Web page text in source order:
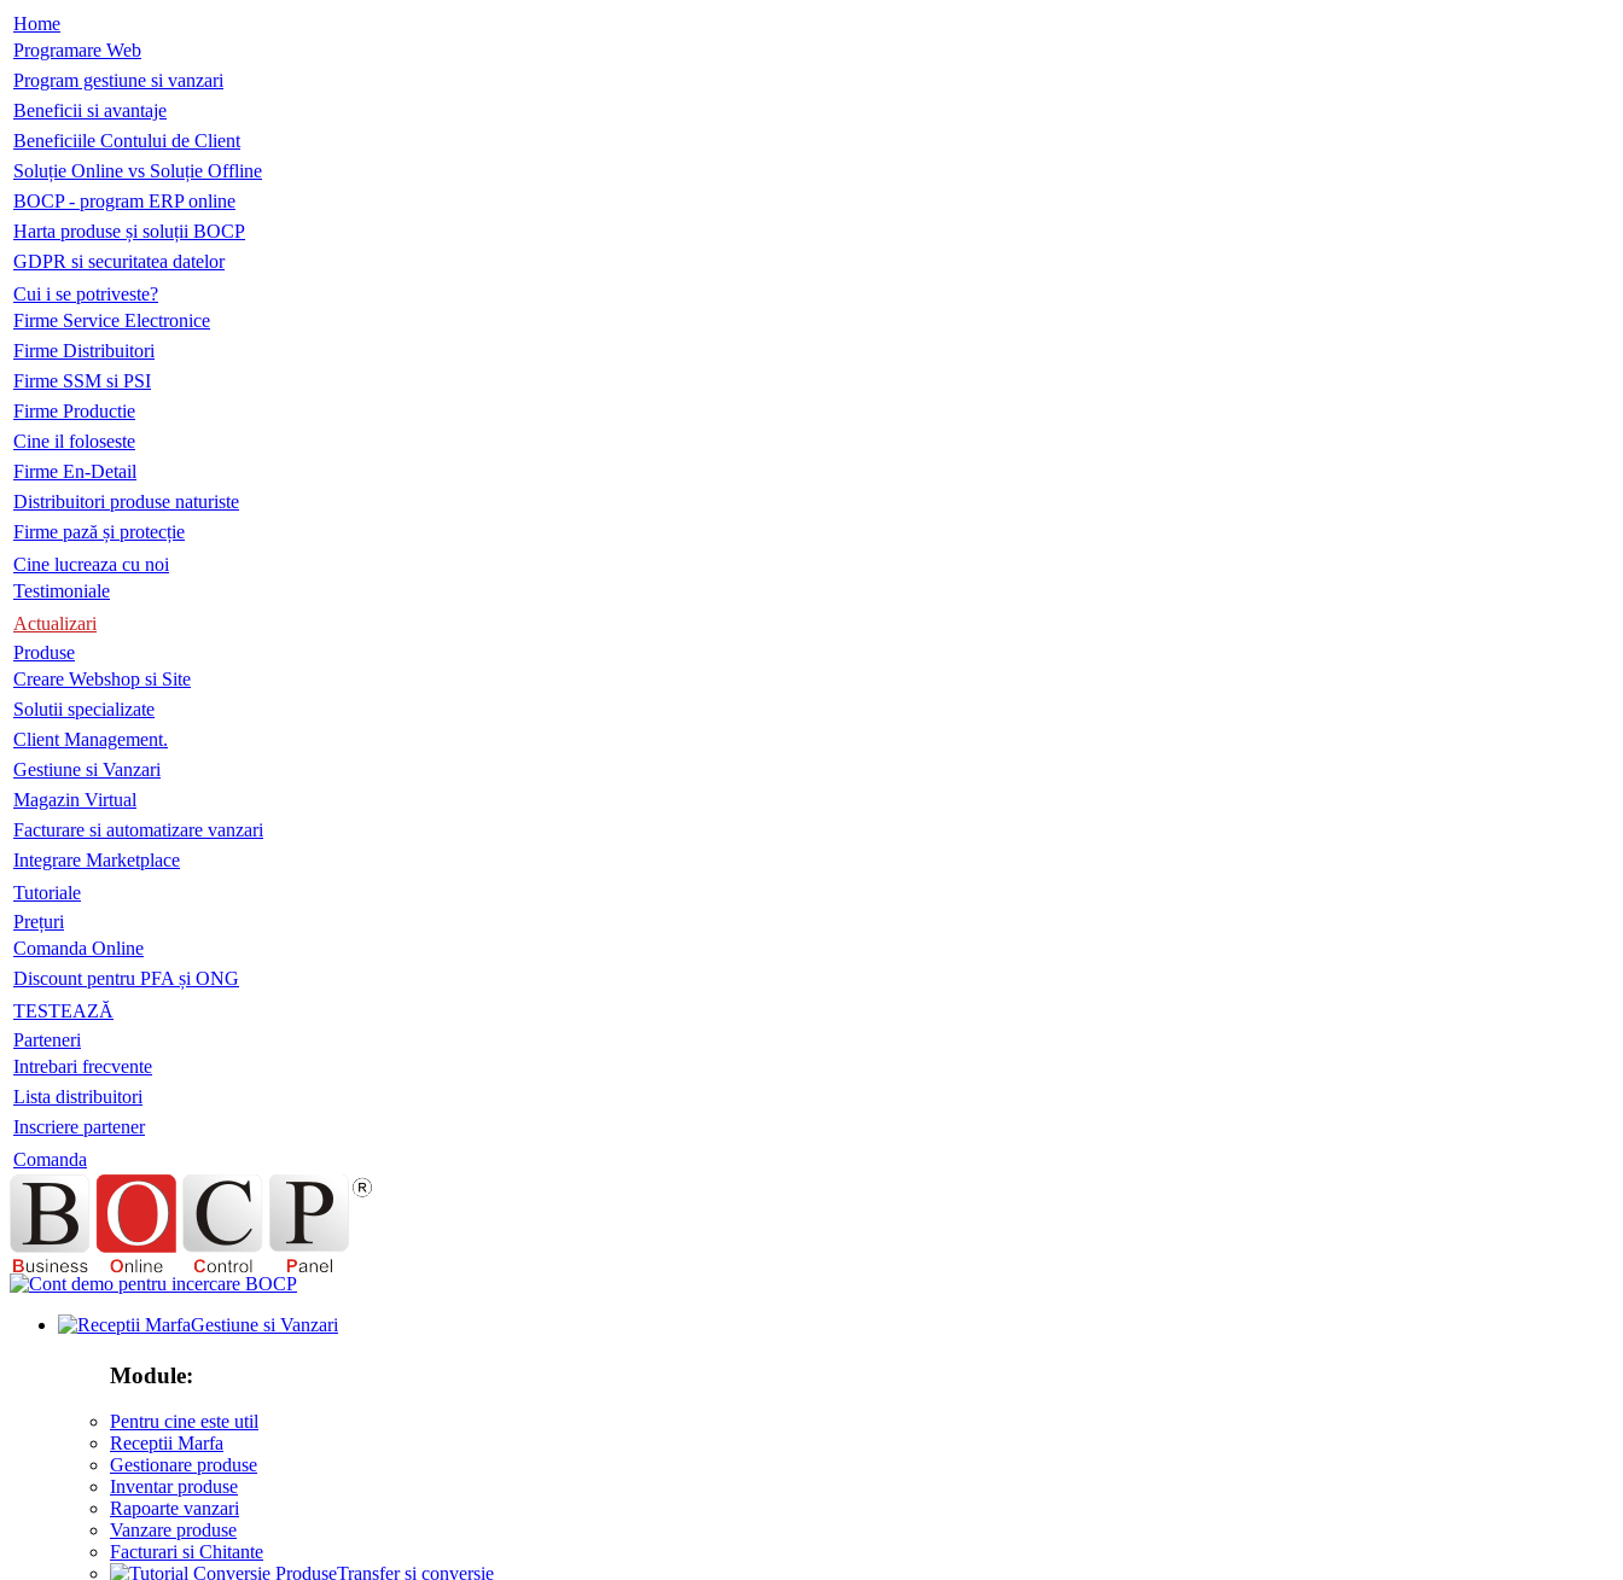
Home
Programare Web
Program gestiune si vanzari
Beneficii si avantaje
Beneficiile Contului de Client
Soluție Online vs Soluție Offline
BOCP - program ERP online
Harta produse și soluții BOCP
GDPR si securitatea datelor
Cui i se potriveste?
Firme Service Electronice
Firme Distribuitori
Firme SSM si PSI
Firme Productie
Cine il foloseste
Firme En-Detail
Distribuitori produse naturiste
Firme pază și protecție
Cine lucreaza cu noi
Testimoniale
Actualizari
Produse
Creare Webshop si Site
Solutii specializate
Client Management.
Gestiune si Vanzari
Magazin Virtual
Facturare si automatizare vanzari
Integrare Marketplace
Tutoriale
Prețuri
Comanda Online
Discount pentru PFA și ONG
TESTEAZĂ
Parteneri
Intrebari frecvente
Lista distribuitori
Inscriere partener
Comanda
Gestiune si Vanzari
Module:
Pentru cine este util
Receptii Marfa
Gestionare produse
Inventar produse
Rapoarte vanzari
Vanzare produse
Facturari si Chitante
Transfer si conversie